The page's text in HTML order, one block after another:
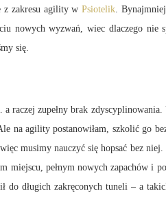
zakresu agility wPsiotelik.
nowych wyzwań, wiec dlaczego nie
się.
zupełny brak zdyscyplinowania.
na agility postanowiłam, szkolić go
musimy nauczyć się hopsać bez
miejscu, pełnym nowych zapachów i
do długich zakręconych tuneli – a